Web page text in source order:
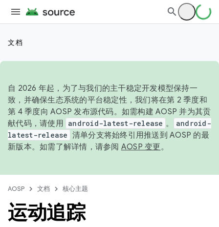
文档
自 2026 年起，为了与我们的主干稳定开发模型保持一
致，并确保生态系统的平台稳定性，我们将在第 2 季度和
第 4 季度向 AOSP 发布源代码。如需构建 AOSP 并为其贡
献代码，请使用 android-latest-release 。
android-
latest-release 清单分支将始终引用推送到 AOSP 的最
新版本。如需了解详情，请参阅 AOSP 变更。
AOSP 文档 核心主题
运动追踪